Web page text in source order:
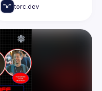
Networking Event
torc.dev